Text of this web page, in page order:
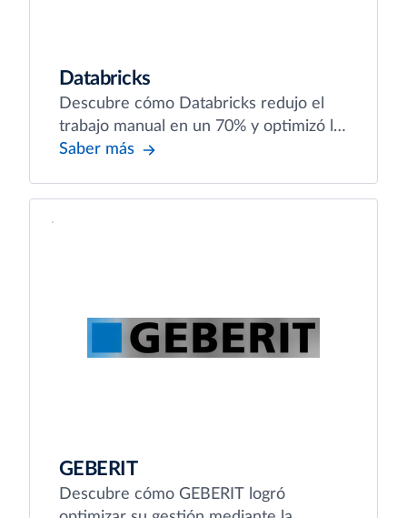
Databricks
Descubre cómo Databricks redujo el
trabajo manual en un 70% y optimizó la
gestión de gastos con Emburse.
Saber más
GEBERIT
Descubre cómo GEBERIT logró